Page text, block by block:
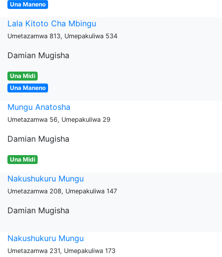
Una Maneno
Lala Kitoto Cha Mbingu
Umetazamwa 813, Umepakuliwa 534
Damian Mugisha
Una Midi
Una Maneno
Mungu Anatosha
Umetazamwa 56, Umepakuliwa 29
Damian Mugisha
Una Midi
Nakushukuru Mungu
Umetazamwa 208, Umepakuliwa 147
Damian Mugisha
Nakushukuru Mungu
Umetazamwa 231, Umepakuliwa 173